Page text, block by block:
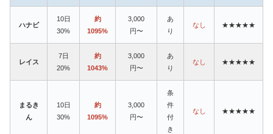
ハナビ
10日
30%
約
1095%
3,000
円〜
あ
り
なし ★★★★★
レイス
7日
20%
約
1043%
3,000
円〜
あ
り
なし ★★★★★
まるき
ん
10日
30%
約
1095%
3,000
円〜
条
件
付
き
なし ★★★★★